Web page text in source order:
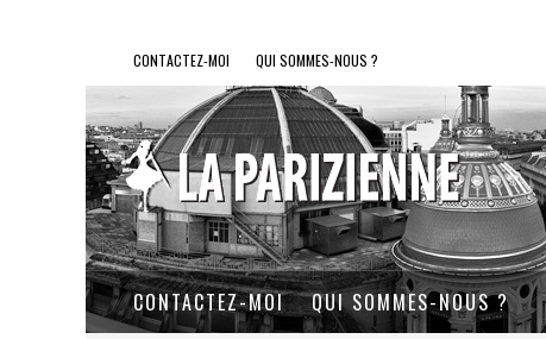
CONTACTEZ-MOI QUI SOMMES-NOUS ?
CONTACTEZ-MOI QUI SOMMES-NOUS ?